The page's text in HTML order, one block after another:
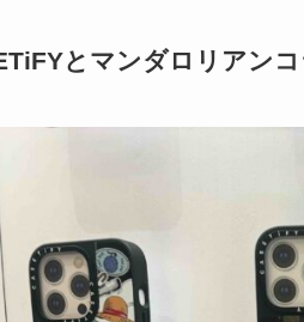
とマンダロリアン